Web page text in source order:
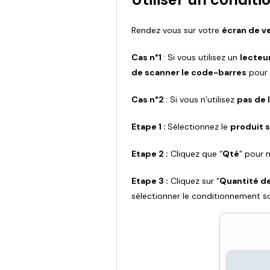
Rendez vous sur votre écran de
Cas n°1 : Si vous utilisez un
de scanner le code-barres pour
Cas n°2 : Si vous n’utilisez pas de
Etape 1 : Sélectionnez le produit
Etape 2 : Cliquez que “Qté” pour
Etape 3 : Cliquez sur “Quantité
sélectionner le conditionnement